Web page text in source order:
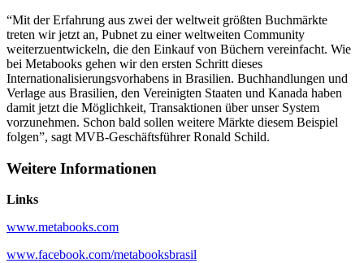
“Mit der Erfahrung aus zwei der weltweit größten Buchmärkte
treten wir jetzt an, Pubnet zu einer weltweiten Community
weiterzuentwickeln, die den Einkauf von Büchern vereinfacht. Wie
bei Metabooks gehen wir den ersten Schritt dieses
Internationalisierungsvorhabens in Brasilien. Buchhandlungen und
Verlage aus Brasilien, den Vereinigten Staaten und Kanada haben
damit jetzt die Möglichkeit, Transaktionen über unser System
vorzunehmen. Schon bald sollen weitere Märkte diesem Beispiel
folgen”, sagt MVB-Geschäftsführer Ronald Schild.
Weitere Informationen
Links
www.metabooks.com
www.facebook.com/metabooksbrasil